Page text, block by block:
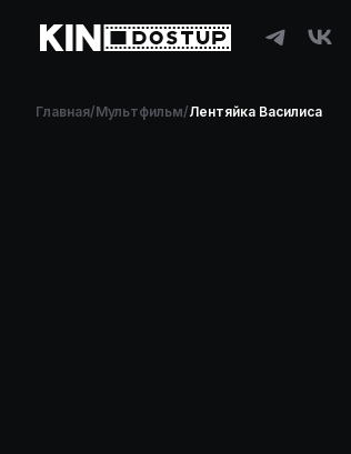
Главная/Мультфильм/Лентяйка Василиса